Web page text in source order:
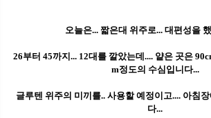
오늘은... 짧은대 위주로... 대편성을
26부터 45까지... 12대를 깔았는데.... 얕은 곳은
m정도의 수심입니다...
글루텐 위주의 미끼를.. 사용할 예정이고.... 아침
다...